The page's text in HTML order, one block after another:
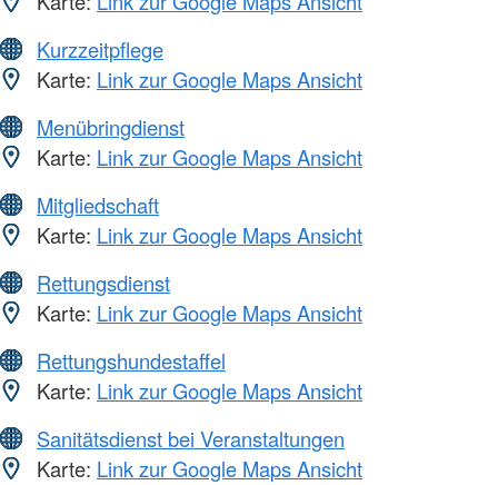
Kurzzeitpflege
Karte: Link zur Google Maps Ansicht
Menübringdienst
Karte: Link zur Google Maps Ansicht
Mitgliedschaft
Karte: Link zur Google Maps Ansicht
Rettungsdienst
Karte: Link zur Google Maps Ansicht
Rettungshundestaffel
Karte: Link zur Google Maps Ansicht
Sanitätsdienst bei Veranstaltungen
Karte: Link zur Google Maps Ansicht